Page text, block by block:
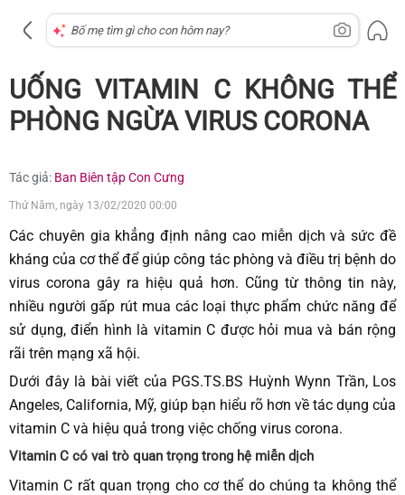
UỐNG VITAMIN C KHÔNG THỂ
PHÒNG NGỪA VIRUS CORONA
Tác giả: Ban Biên tập Con Cưng
Thứ Năm, ngày 13/02/2020 00:00
Các chuyên gia khẳng định nâng cao miễn dịch và sức đề
kháng của cơ thể để giúp công tác phòng và điều trị bệnh do
virus corona gây ra hiệu quả hơn. Cũng từ thông tin này,
nhiều người gấp rút mua các loại thực phẩm chức năng để
sử dụng, điển hình là vitamin C được hỏi mua và bán rộng
rãi trên mạng xã hội.
Dưới đây là bài viết của PGS.TS.BS Huỳnh Wynn Trần, Los
Angeles, California, Mỹ, giúp bạn hiểu rõ hơn về tác dụng của
vitamin C và hiệu quả trong việc chống virus corona.
Vitamin C có vai trò quan trọng trong hệ miễn dịch
Vitamin C rất quan trọng cho cơ thể do chúng ta không thể